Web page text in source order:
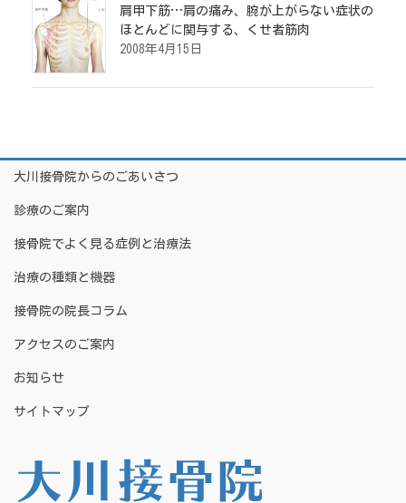
肩甲下筋…肩の痛み、腕が上がらない症状の
ほとんどに関与する、くせ者筋肉
2008年4月15日
大川接骨院からのごあいさつ
診療のご案内
接骨院でよく見る症例と治療法
治療の種類と機器
接骨院の院長コラム
アクセスのご案内
お知らせ
サイトマップ